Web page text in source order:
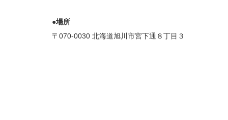
●場所
〒070-0030 北海道旭川市宮下通８丁目３